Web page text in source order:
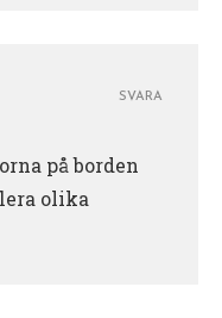
på borden
olika
SVARA